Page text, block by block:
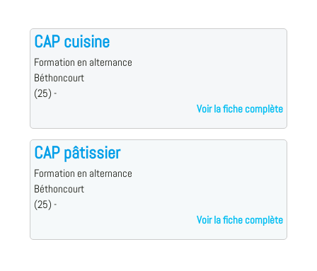
CAP cuisine
Formation en alternance
Béthoncourt
(25) -
Voir la fiche complète
CAP pâtissier
Formation en alternance
Béthoncourt
(25) -
Voir la fiche complète